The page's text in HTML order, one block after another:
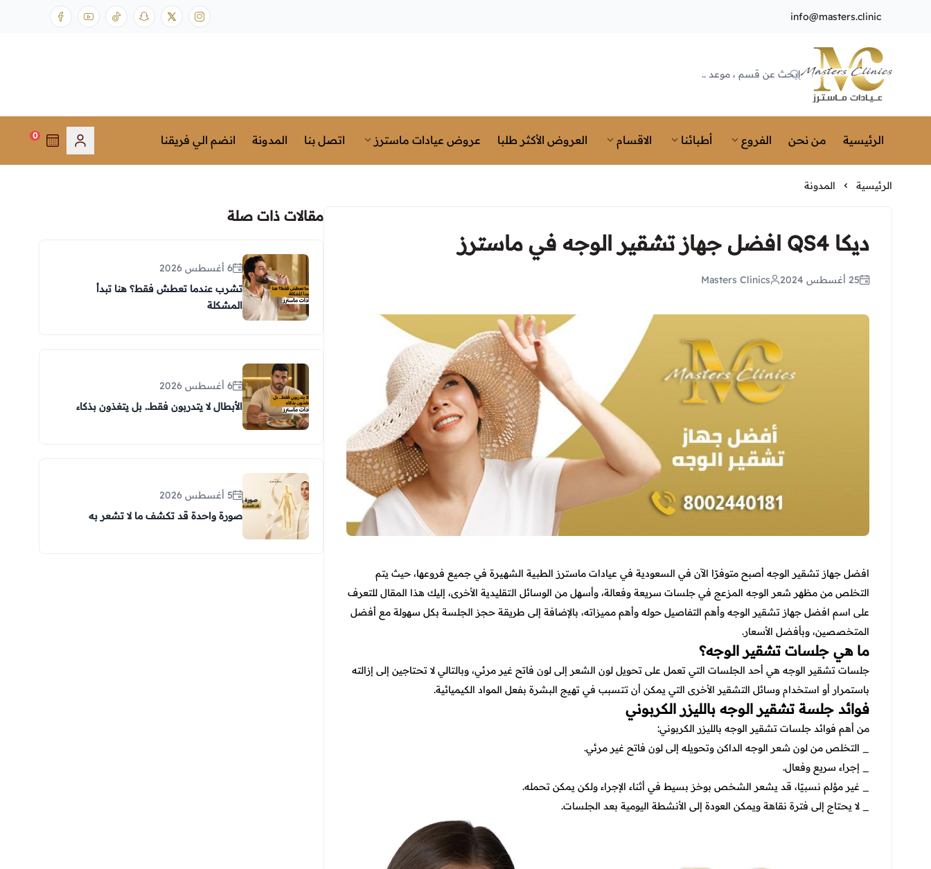
info@masters.clinic
Masters Clinics
الرئيسية من نحن الفروع أطبائنا الاقسام العروض الأكثر طلبا عروض عيادات ماسترز اتصل بنا المدونة انضم الي فريقنا 0
الرئيسية المدونة
ديكا QS4 افضل جهاز تشقير الوجه في ماسترز
25 أغسطس 2024 Masters Clinics
افضل جهاز تشقير الوجه أصبح متوفرًا الآن في السعودية في عيادات ماسترز الطبية الشهيرة في جميع فروعها، حيث يتم
التخلص من مظهر شعر الوجه المزعج في جلسات سريعة وفعالة، وأسهل من الوسائل التقليدية الأخرى، إليك هذا المقال للتعرف
على اسم افضل جهاز تشقير الوجه وأهم التفاصيل حوله وأهم مميزاته، بالإضافة إلى طريقة حجز الجلسة بكل سهولة مع أفضل
المتخصصين، وبأفضل الأسعار.
ما هي جلسات تشقير الوجه؟
جلسات تشقير الوجه هي أحد الجلسات التي تعمل على تحويل لون الشعر إلى لون فاتح غير مرئي، وبالتالي لا تحتاجين إلى إزالته
باستمرار أو استخدام وسائل التشقير الأخرى التي يمكن أن تتسبب في تهيج البشرة بفعل المواد الكيميائية.
فوائد جلسة تشقير الوجه بالليزر الكربوني
من أهم فوائد جلسات تشقير الوجه بالليزر الكربوني:
_ التخلص من لون شعر الوجه الداكن وتحويله إلى لون فاتح غير مرئي.
_ إجراء سريع وفعال.
_ غير مؤلم نسبيًا، قد يشعر الشخص بوخز بسيط في أثناء الإجراء ولكن يمكن تحمله.
_ لا يحتاج إلى فترة نقاهة ويمكن العودة إلى الأنشطة اليومية بعد الجلسات.
مقالات ذات صلة
6 أغسطس 2026
تشرب عندما تعطش فقط؟ هنا تبدأ
المشكلة
6 أغسطس 2026
الأبطال لا يتدربون فقط.. بل يتغذون بذكاء
5 أغسطس 2026
صورة واحدة قد تكشف ما لا تشعر به